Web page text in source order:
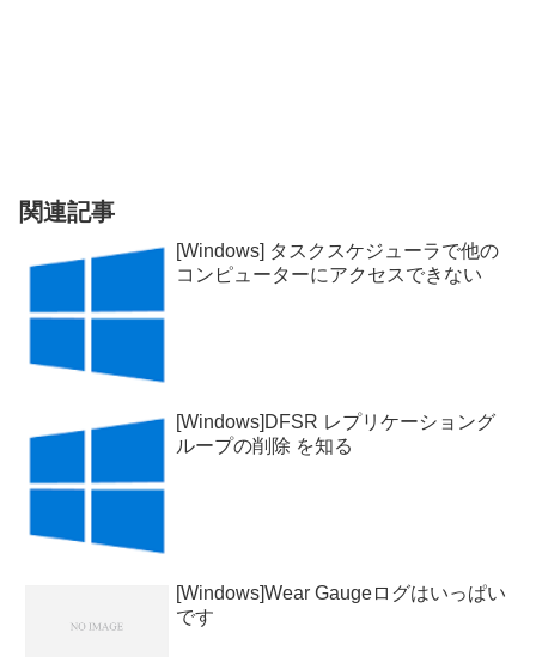
関連記事
[Windows] タスクスケジューラで他の
コンピューターにアクセスできない
[Windows]DFSR レプリケーショング
ループの削除 を知る
[Windows]Wear Gaugeログはいっぱい
です